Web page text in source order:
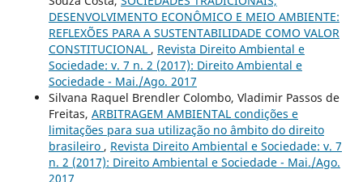
DESENVOLVIMENTO ECONÔMICO E MEIO AMBIENTE:
REFLEXÕES PARA A SUSTENTABILIDADE COMO VALOR
CONSTITUCIONAL , Revista Direito Ambiental e
Sociedade: v. 7 n. 2 (2017): Direito Ambiental e
Sociedade - Mai./Ago. 2017
Silvana Raquel Brendler Colombo, Vladimir Passos de
Freitas, ARBITRAGEM AMBIENTAL condições e
limitações para sua utilização no âmbito do direito
brasileiro , Revista Direito Ambiental e Sociedade: v. 7
n. 2 (2017): Direito Ambiental e Sociedade - Mai./Ago.
2017